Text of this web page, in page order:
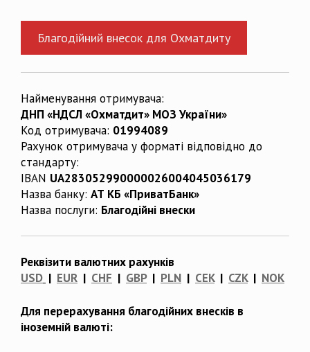
Благодійний внесок для Охматдиту
Найменування отримувача:
ДНП «НДСЛ «Охматдит» МОЗ України»
Код отримувача: 01994089
Рахунок отримувача у форматі відповідно до
стандарту:
IBAN UA283052990000026004045036179
Назва банку: АТ КБ «ПриватБанк»
Назва послуги: Благодійні внески
Реквізити валютних рахунків
USD | EUR | CHF | GBP| PLN | CEK| CZK| NOK
Для перерахування благодійних внесків в
іноземній валюті: